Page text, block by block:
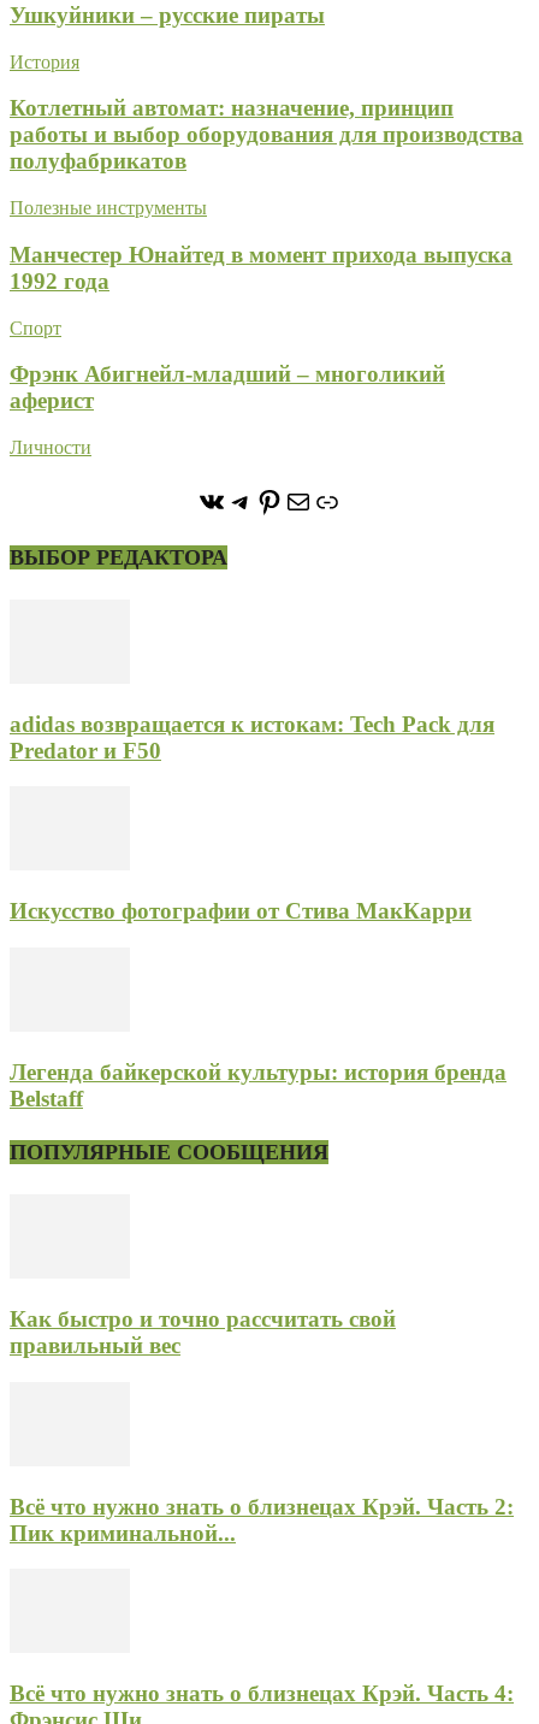
Ушкуйники – русские пираты
История
Котлетный автомат: назначение, принцип
работы и выбор оборудования для производства
полуфабрикатов
Полезные инструменты
Манчестер Юнайтед в момент прихода выпуска
1992 года
Спорт
Фрэнк Абигнейл-младший – многоликий
аферист
Личности
https://vk.com/
https://t.me/stoneforest
https://
ПочтаСсылка
ВЫБОР РЕДАКТОРА
adidas возвращается к истокам: Tech Pack для
Predator и F50
Искусство фотографии от Стива МакКарри
Легенда байкерской культуры: история бренда
Belstaff
ПОПУЛЯРНЫЕ СООБЩЕНИЯ
Как быстро и точно рассчитать свой
правильный вес
Всё что нужно знать о близнецах Крэй. Часть 2:
Пик криминальной...
Всё что нужно знать о близнецах Крэй. Часть 4: